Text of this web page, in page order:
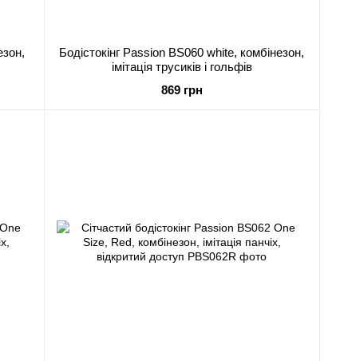
Бодістокінг Passion BS060 white, комбінезон,
імітація трусиків і гольфів
869 грн